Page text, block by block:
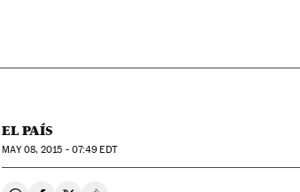
EL PAÍS
MAY08, 2015 - 07:49 EDT